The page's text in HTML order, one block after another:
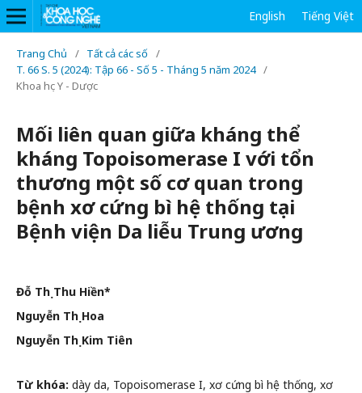
Tiếng Việt
English
Trang Chủ / Tất cả các số /
T. 66 S. 5 (2024): Tập 66 - Số 5 - Tháng 5 năm 2024 /
Khoa học Y - Dược
Mối liên quan giữa kháng thể
kháng Topoisomerase I với tổn
thương một số cơ quan trong
bệnh xơ cứng bì hệ thống tại
Bệnh viện Da liễu Trung ương
Đỗ Thị Thu Hiền*
Nguyễn Thị Hoa
Nguyễn Thị Kim Tiên
Từ khóa: dày da, Topoisomerase I, xơ cứng bì hệ thống, xơ